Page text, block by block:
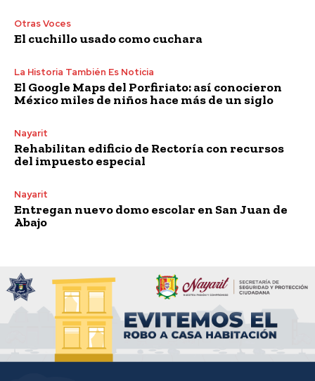
Otras Voces
El cuchillo usado como cuchara
La Historia También Es Noticia
El Google Maps del Porfiriato: así conocieron
México miles de niños hace más de un siglo
Nayarit
Rehabilitan edificio de Rectoría con recursos
del impuesto especial
Nayarit
Entregan nuevo domo escolar en San Juan de
Abajo